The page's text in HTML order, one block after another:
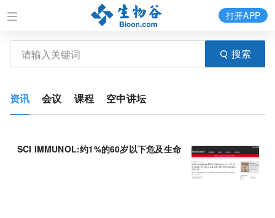
搜索
打开APP
资讯 会议 课程 空中讲坛
SCI IMMUNOL:约1%的60岁以下危及生命的COVID-19男性患者